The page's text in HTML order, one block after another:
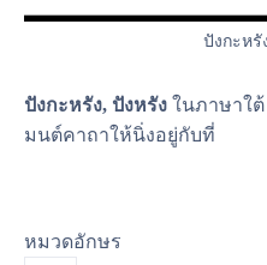
ปังกะหรั
ปังกะหรัง, ปังหรัง ในภาษาใต้
มนต์คาถาให้นิ่งอยู่กับที่
หมวดอักษร